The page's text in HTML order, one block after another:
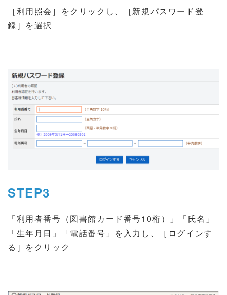
［利用照会］をクリックし、［新規パスワード登
録］を選択
STEP3
「利用者番号（図書館カード番号10桁）」「氏名」
「生年月日」「電話番号」を入力し、［ログインす
る］をクリック